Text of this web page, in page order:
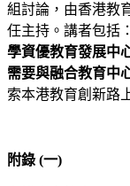
組討論，由香港教
任主持。講者包括：
學資優教育發展中
需要與融合教育中
索本港教育創新路
附錄 (一)